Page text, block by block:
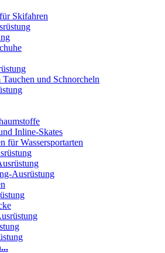
Skifahren
Tauchen und Schnorcheln
Inline-Skates
für Wassersportarten
Ausrüstung